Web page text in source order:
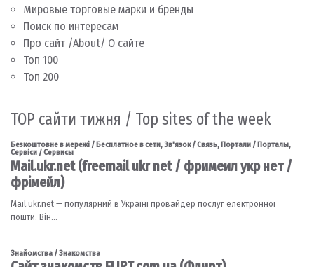
Мировые торговые марки и бренды
Поиск по интересам
Про сайт /About/ О сайте
Топ 100
Топ 200
TOP сайти тижня / Top sites of the week